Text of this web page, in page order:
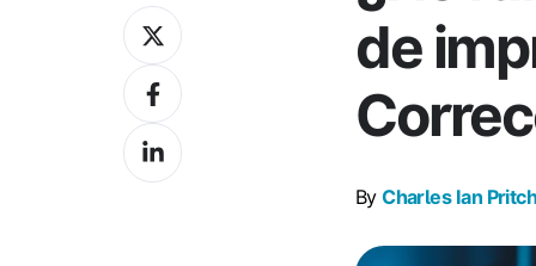
de
ByCharles Ian
Share
on
XShare
on
Facebook
Share
on